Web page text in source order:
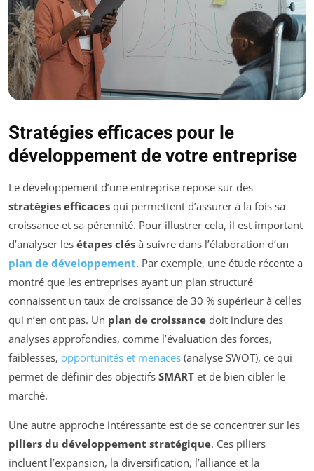
Stratégies efficaces pour le
développement de votre entreprise
Le développement d’une entreprise repose sur des
stratégies efficaces qui permettent d’assurer à la fois sa
croissance et sa pérennité. Pour illustrer cela, il est important
d’analyser les étapes clés à suivre dans l’élaboration d’un
plan de développement. Par exemple, une étude récente a
montré que les entreprises ayant un plan structuré
connaissent un taux de croissance de 30 % supérieur à celles
qui n’en ont pas. Un plan de croissance doit inclure des
analyses approfondies, comme l’évaluation des forces,
faiblesses, opportunités et menaces (analyse SWOT), ce qui
permet de définir des objectifs SMART et de bien cibler le
marché.
Une autre approche intéressante est de se concentrer sur les
piliers du développement stratégique. Ces piliers
incluent l’expansion, la diversification, l’alliance et la